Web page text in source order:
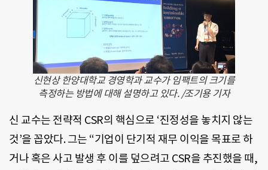
신현상 한양대학교 경영학과 교수가 임팩트의 크기를
측정하는 방법에 대해 설명하고 있다. /조기용 기자
신 교수는 전략적 CSR의 핵심으로 ‘진정성을 놓치지 않는
것’을 꼽았다. 그는 “기업이 단기적 재무 이익을 목표로 하
거나 혹은 사고 발생 후 이를 덮으려고 CSR을 추진했을 때,